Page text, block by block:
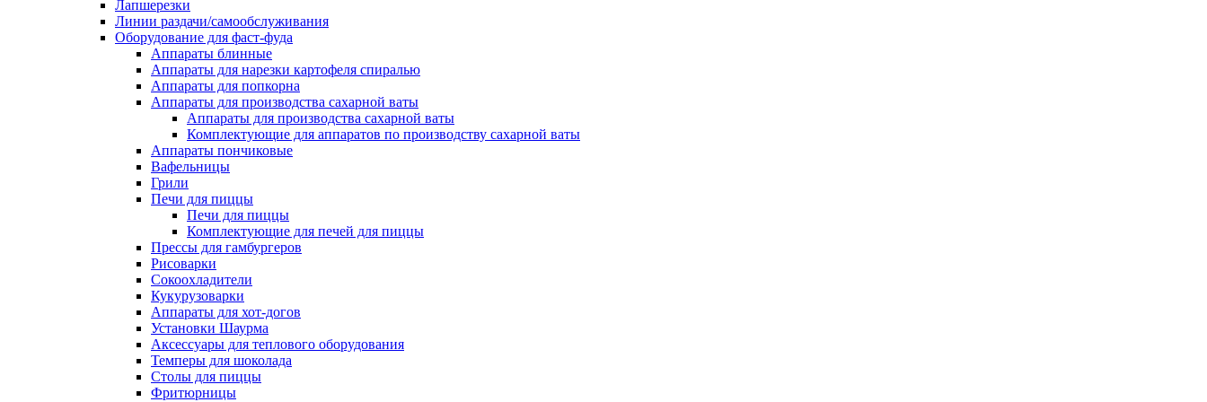
Лапшерезки
Линии раздачи/самообслуживания
Оборудование для фаст-фуда
Аппараты блинные
Аппараты для нарезки картофеля спиралью
Аппараты для попкорна
Аппараты для производства сахарной ваты
Аппараты для производства сахарной ваты
Комплектующие для аппаратов по производству сахарной ваты
Аппараты пончиковые
Вафельницы
Грили
Печи для пиццы
Печи для пиццы
Комплектующие для печей для пиццы
Прессы для гамбургеров
Рисоварки
Сокоохладители
Кукурузоварки
Аппараты для хот-догов
Установки Шаурма
Аксессуары для теплового оборудования
Темперы для шоколада
Столы для пиццы
Фритюрницы